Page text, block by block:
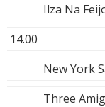
Ilza Na
14.00
New York
Three